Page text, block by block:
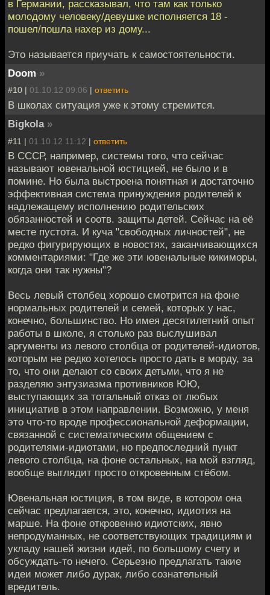
в Германии, рассказывал, что там как только
молодому человеку/девушке исполняется 18 -
пошел/пошла нахер из дому...
Это называется приучать к самостоятельности.
Doom »
#10 | 01.10.12 09:06 | ответить
В школах ситуация уже к этому стремится.
Bigkola »
#11 | 01.10.12 11:12 | ответить
В СССР, например, системы того, что сейчас
называют ювенальной юстицией, не было и в
помине. Но была выстроена понятная и достаточно
эффективная система принуждения родителей к
надлежащему исполнению родительских
обязанностей и соотв. защиты детей. Сейчас на её
месте пустота. И куча "свободных личностей", не
редко фигурирующих в новостях, заканчивающихся
комментариями: "Где же эти ювенальные кикиморы,
когда они так нужны"?
Весь левый столбец хорошо смотрится на фоне
нормальных родителей и семей, которых у нас,
конечно, большинство. Но имея десятилетний опыт
работы в школе, я столько раз выслушивал
аргументы из левого столбца от родителей-идиотов,
которым не редко хотелось просто дать в морду, за
то, что они делают со своих детьми, что я не
разделяю энтузиазма противников ЮЮ,
выступающих за тотальный отказ от любых
инициатив в этом направлении. Возможно, у меня
это что-то вроде профессиональной деформации,
связанной с систематическим общением с
родителями-идиотами, но предпоследний пункт
левого столбца, на фоне остальных, на мой взгляд,
вообще выглядит просто откровенным стёбом.
Ювенальная юстиция, в том виде, в котором она
сейчас предлагается, это, конечно, идиотия на
марше. На фоне откровенно идиотских, явно
непродуманных, не соответствующих традициям и
укладу нашей жизни идей, по большому счету и
обсуждать-то нечего. Серьезно предлагать такие
идеи может либо дурак, либо сознательный
вредитель.